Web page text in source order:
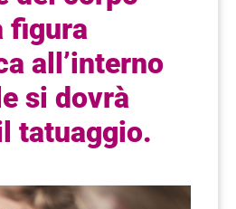
figura
all’interno
si dovrà
tatuaggio.